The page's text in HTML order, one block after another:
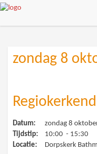
zondag 8
Datum:
zondag 8
Tijdstip:
10:00 - 15:30
Locatie:
Dorpskerk